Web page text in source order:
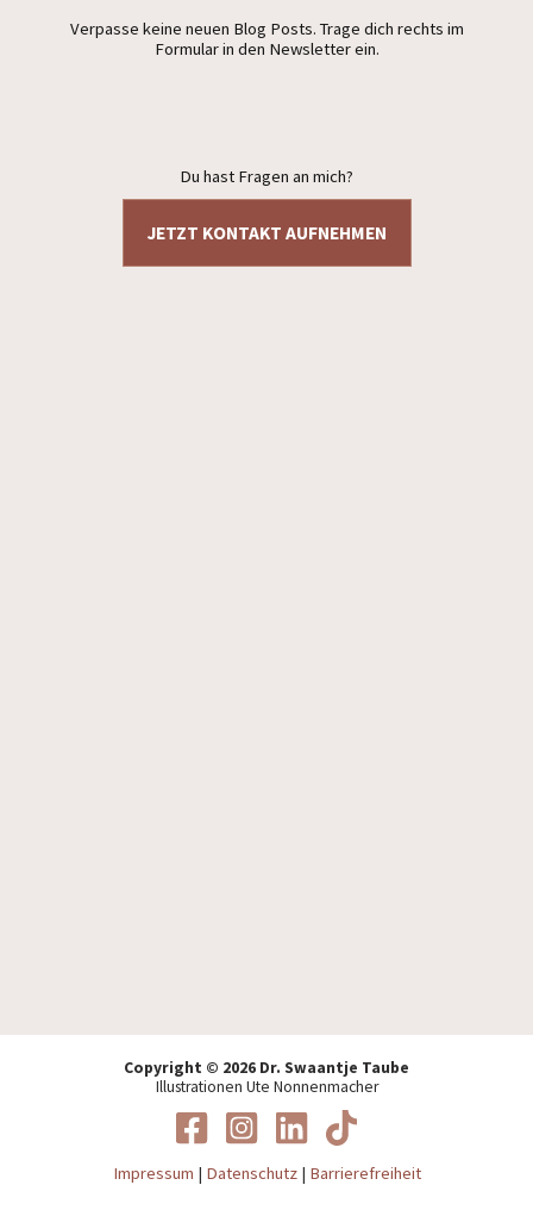
Verpasse keine neuen Blog Posts. Trage dich rechts im
Formular in den Newsletter ein.
Du hast Fragen an mich?
JETZT KONTAKT AUFNEHMEN
Copyright © 2026 Dr. Swaantje Taube
Illustrationen Ute Nonnenmacher
Impressum | Datenschutz| Barrierefreiheit